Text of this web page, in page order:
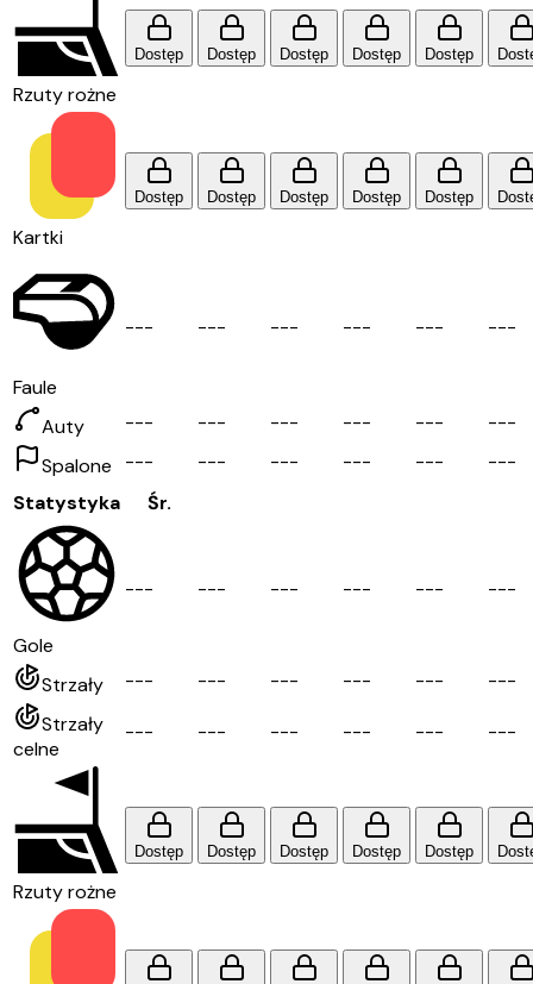
Rzuty rożne
Dostęp Dostęp Dostęp Dostęp Dostęp
Kartki
Dostęp Dostęp Dostęp Dostęp Dostęp
Faule
--- --- --- --- --- ---
Auty --- --- --- --- --- ---
Spalone
--- --- --- --- --- ---
Statystyka
Śr.
Gole
--- --- --- --- --- ---
Strzały --- --- --- --- --- ---
Strzały
celne
--- --- --- --- --- ---
Rzuty rożne
Dostęp Dostęp Dostęp Dostęp Dostęp